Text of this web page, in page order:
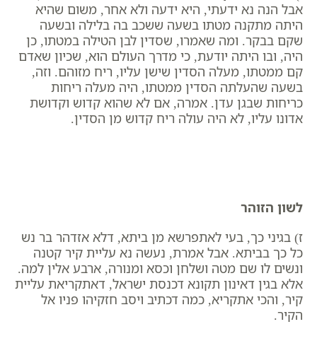
אבל הנה נא ידעתי, היא ידעה ולא אחר, משום שהיא
היתה מתקנה מטתו בשעה ששכב בה בלילה ובשעה
שקם בבקר. ומה שאמרו, שסדין לבן הטילה במטתו, כן
היה, ובו היתה יודעת, כי מדרך העולם הוא, שכיון שאדם
קם ממטתו, מעלה הסדין שישן עליו, ריח מזוהם. וזה,
בשעה שהעלתה הסדין ממטתו, היה מעלה ריחות
כריחות שבגן עדן. אמרה, אם לא שהוא קדוש וקדושת
אדונו עליו, לא היה עולה ריח קדוש מן הסדין.
לשון הזוהר
ז) בגיני כך, בעי לאתפרשא מן ביתא, דלא אזדהר בר נש
כל כך בביתא. אבל אמרת, נעשה נא עליית קיר קטנה
ונשים לו שם מטה ושלחן וכסא ומנורה, ארבע אלין למה.
אלא בגין דאינון תקונא דכנסת ישראל, דאתקריאת עליית
קיר, והכי אתקריא, כמה דכתיב ויסב חזקיהו פניו אל
הקיר.